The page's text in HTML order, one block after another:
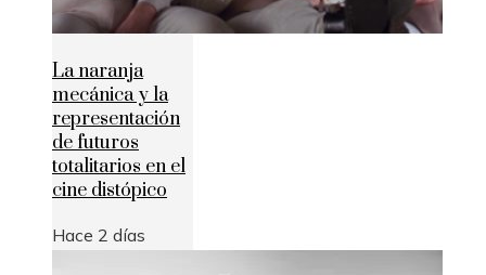
La naranja
mecánica y la
representación
de futuros
totalitarios en el
cine distópico
Hace 2 días